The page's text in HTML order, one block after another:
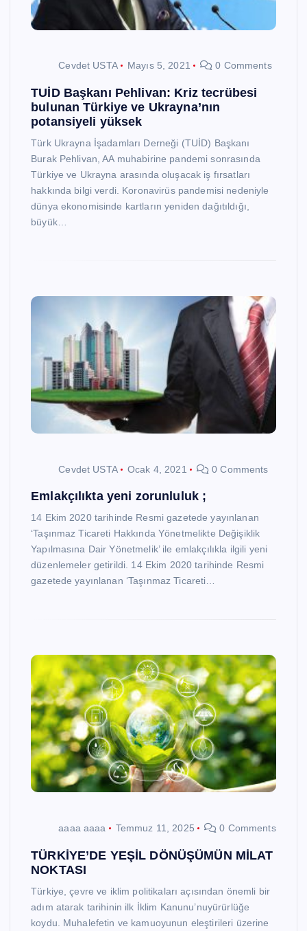
Cevdet USTA Mayıs 5, 2021 0 Comments
TUİD Başkanı Pehlivan: Kriz tecrübesi
bulunan Türkiye ve Ukrayna’nın
potansiyeli yüksek
Türk Ukrayna İşadamları Derneği (TUİD) Başkanı
Burak Pehlivan, AA muhabirine pandemi sonrasında
Türkiye ve Ukrayna arasında oluşacak iş fırsatları
hakkında bilgi verdi. Koronavirüs pandemisi nedeniyle
dünya ekonomisinde kartların yeniden dağıtıldığı,
büyük…
Cevdet USTA Ocak 4, 2021 0 Comments
Emlakçılıkta yeni zorunluluk ;
14 Ekim 2020 tarihinde Resmi gazetede yayınlanan
‘Taşınmaz Ticareti Hakkında Yönetmelikte Değişiklik
Yapılmasına Dair Yönetmelik’ ile emlakçılıkla ilgili yeni
düzenlemeler getirildi. 14 Ekim 2020 tarihinde Resmi
gazetede yayınlanan ‘Taşınmaz Ticareti…
aaaa aaaa Temmuz 11, 2025 0 Comments
TÜRKİYE’DE YEŞİL DÖNÜŞÜMÜN MİLAT
NOKTASI
Türkiye, çevre ve iklim politikaları açısından önemli bir
adım atarak tarihinin ilk İklim Kanunu’nuyürürlüğe
koydu. Muhalefetin ve kamuoyunun eleştirileri üzerine